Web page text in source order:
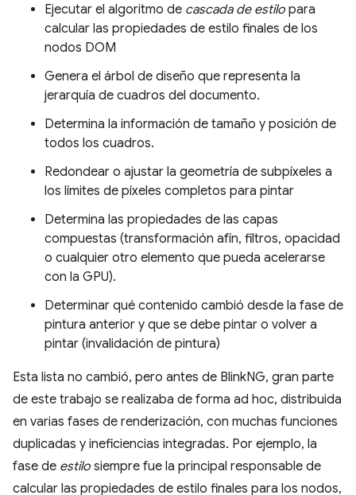
Ejecutar el algoritmo de cascada de estilo para
calcular las propiedades de estilo finales de los
nodos DOM
Genera el árbol de diseño que representa la
jerarquía de cuadros del documento.
Determina la información de tamaño y posición de
todos los cuadros.
Redondear o ajustar la geometría de subpíxeles a
los límites de píxeles completos para pintar
Determina las propiedades de las capas
compuestas (transformación afín, filtros, opacidad
o cualquier otro elemento que pueda acelerarse
con la GPU).
Determinar qué contenido cambió desde la fase de
pintura anterior y que se debe pintar o volver a
pintar (invalidación de pintura)
Esta lista no cambió, pero antes de BlinkNG, gran parte
de este trabajo se realizaba de forma ad hoc, distribuida
en varias fases de renderización, con muchas funciones
duplicadas y ineficiencias integradas. Por ejemplo, la
fase de estilo siempre fue la principal responsable de
calcular las propiedades de estilo finales para los nodos,